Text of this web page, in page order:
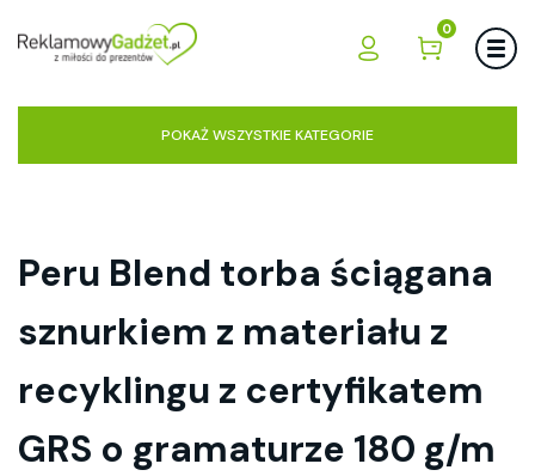
0
POKAŻ WSZYSTKIE KATEGORIE
Peru Blend torba ściągana
sznurkiem z materiału z
recyklingu z certyfikatem
GRS o gramaturze 180 g/m